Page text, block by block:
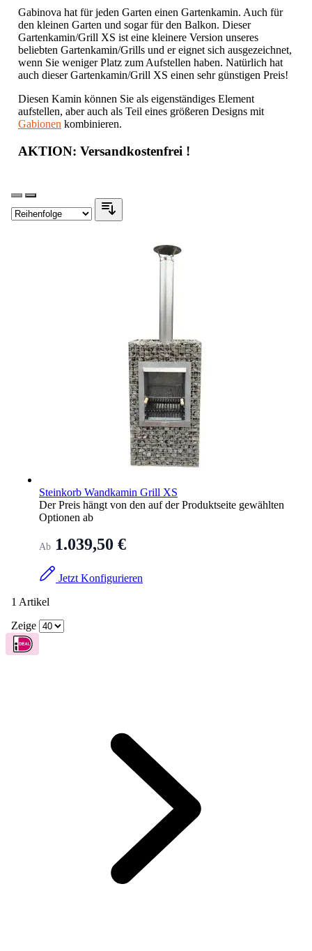
Gabinova hat für jeden Garten einen Gartenkamin. Auch für
den kleinen Garten und sogar für den Balkon. Dieser
Gartenkamin/Grill XS ist eine kleinere Version unseres
beliebten Gartenkamin/Grills und er eignet sich ausgezeichnet,
wenn Sie weniger Platz zum Aufstellen haben. Natürlich hat
auch dieser Gartenkamin/Grill XS einen sehr günstigen Preis!
Diesen Kamin können Sie als eigenständiges Element
aufstellen, aber auch als Teil eines größeren Designs mit
Gabionen kombinieren.
AKTION: Versandkostenfrei !
Steinkorb Wandkamin Grill XS
Der Preis hängt von den auf der Produktseite gewählten
Optionen ab
Ab 1.039,50 €
Jetzt Konfigurieren
1 Artikel
Zeige